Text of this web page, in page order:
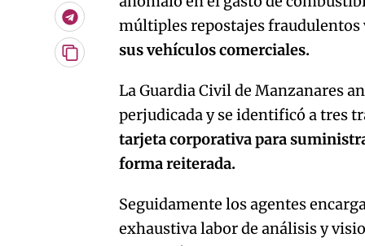
Telegram
Copiar
múltiples repostajes fraudulentos
sus vehículos comerciales.
La Guardia Civil de Manzanares
perjudicada y se identificó a tres
tarjeta corporativa para
forma reiterada.
Seguidamente los agentes
exhaustiva labor de análisis y